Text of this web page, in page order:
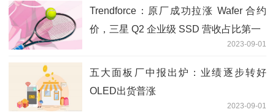
Trendforce：原厂成功拉涨 Wafer 合约
价，三星 Q2 企业级 SSD 营收占比第一
2023-09-01
五大面板厂中报出炉：业绩逐步转好
OLED出货普涨
2023-09-01